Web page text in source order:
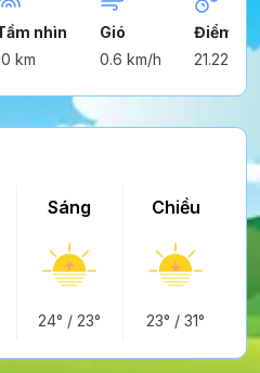
nhìn
km
Gió
0.6 km/h
Điểm
21.22°
Sáng
24° /23°
Chiều
23° /31°